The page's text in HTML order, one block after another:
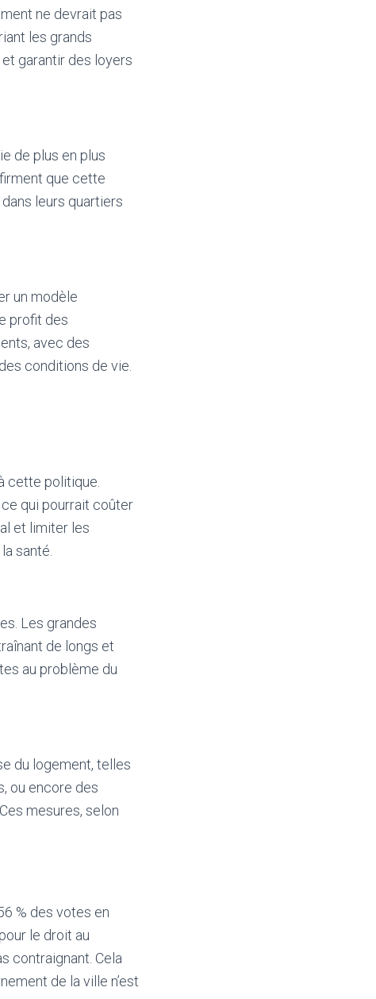
ne devrait pas
les grands
garantir des loyers
de plus en plus
que cette
leurs quartiers
un modèle
profit des
avec des
conditions de vie.
cette politique.
qui pourrait coûter
et limiter les
santé.
Les grandes
de longs et
au problème du
du logement, telles
ou encore des
mesures, selon
% des votes en
le droit au
contraignant. Cela
de la ville n’est